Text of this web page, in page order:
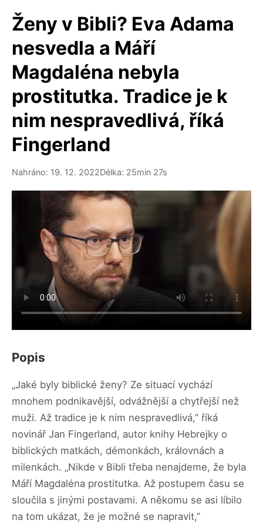
Ženy v Bibli? Eva Adama
nesvedla a Máří
Magdaléna nebyla
prostitutka. Tradice je k
nim nespravedlivá, říká
Fingerland
Nahráno: 19. 12. 2022Délka: 25min 27s
Popis
„Jaké byly biblické ženy? Ze situací vychází
mnohem podnikavější, odvážnější a chytřejší než
muži. Až tradice je k nim nespravedlivá,” říká
novinář Jan Fingerland, autor knihy Hebrejky o
biblických matkách, démonkách, královnách a
milenkách. „Nikde v Bibli třeba nenajdeme, že byla
Máří Magdaléna prostitutka. Až postupem času se
sloučila s jinými postavami. A někomu se asi líbilo
na tom ukázat, že je možné se napravit,”